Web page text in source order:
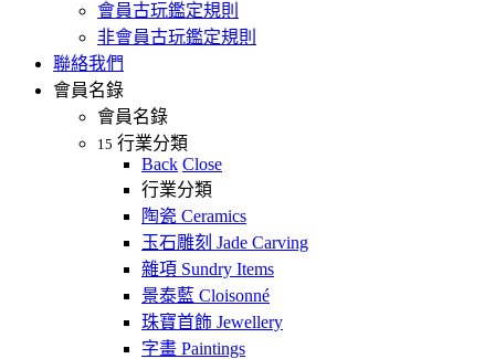
會員古玩鑑定規則
非會員古玩鑑定規則
聯絡我們
會員名錄
會員名錄
15 行業分類
Back Close
行業分類
陶瓷 Ceramics
玉石雕刻 Jade Carving
雜項 Sundry Items
景泰藍 Cloisonné
珠寶首飾 Jewellery
字畫 Paintings